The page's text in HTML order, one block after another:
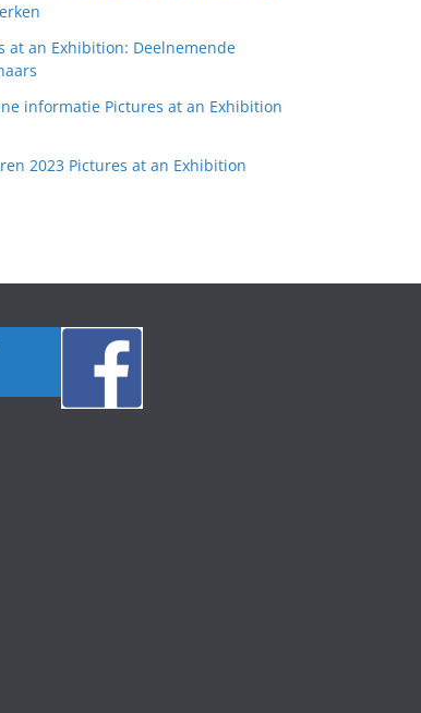
at an Exhibition: Deelnemende
informatie Pictures at an Exhibition
2023 Pictures at an Exhibition